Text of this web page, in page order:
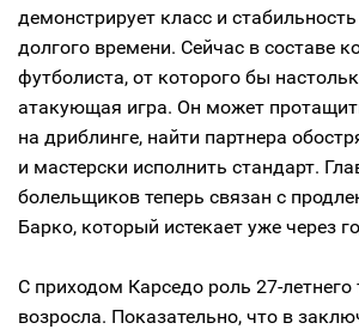
демонстрирует класс и
долгого времени. Сейчас в составе
футболиста, от которого бы
атакующая игра. Он может
на дриблинге, найти партнера
и мастерски исполнить стандарт.
болельщиков теперь связан с
Барко, который истекает уже через
С приходом Карседо роль 27-летнего
возросла. Показательно, что в